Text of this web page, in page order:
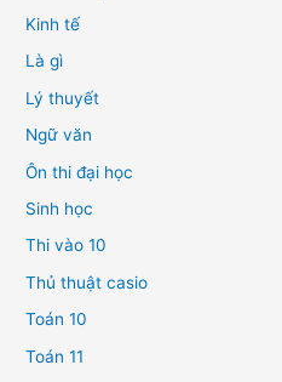
Kinh tế
Là gì
Lý thuyết
Ngữ văn
Ôn thi đại học
Sinh học
Thi vào 10
Thủ thuật casio
Toán 10
Toán 11